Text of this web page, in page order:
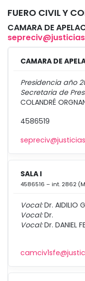
FUERO CIVIL Y
CAMARA DE
CAMARA DE
Presidencia año
Secretaria de
COLANDRÉ
4586519
SALA I
4586516 – int. 2862
Vocal:Dr. AIDILIO
Vocal:Dr.
Vocal:Dr. DANIEL